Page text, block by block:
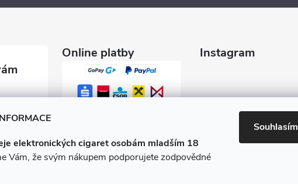
elektronických cigaret osobám mladším 18
Vám, že svým nákupem podporujete zodpovědné
Souhlasím
600
e-ciga
Online platby Instagram